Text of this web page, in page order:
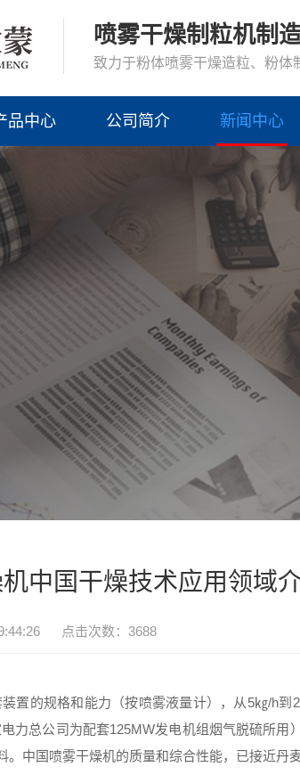
喷雾干燥制粒机制
致力于粉体喷雾干燥造粒、粉体
品中心 公司简介 新闻中心
中国干燥技术应用领域
点击次数：3688
置的规格和能力（按喷雾液量计），从5㎏/h到
电力总公司为配套125MW发电机组烟气脱硫所
。中国喷雾干燥机的质量和综合性能，已接近丹